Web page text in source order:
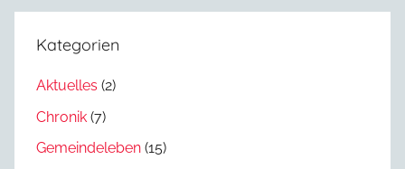
Kategorien
Aktuelles (2)
Chronik (7)
Gemeindeleben (15)